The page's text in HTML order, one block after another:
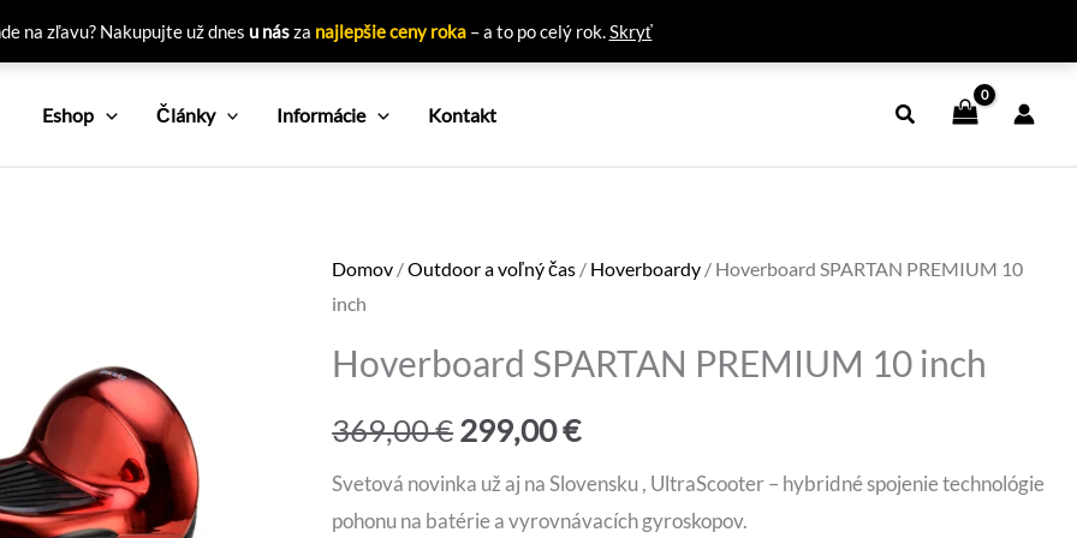
na zľavu? Nakupujte už dnes u násza najlepšie ceny roka– a to po celý rok.Skryť
Eshop Články Informácie Kontakt
Domov /Outdoor a voľný čas / Hoverboardy / Hoverboard SPARTAN PREMIUM 10
inch
Hoverboard SPARTAN PREMIUM 10 inch
369,00€Pôvodná
cena
299,00€Aktuálna
cena
Svetová novinka už aj na Slovensku , UltraScooter – hybridné spojenie technológie
pohonu na batérie a vyrovnávacích gyroskopov.